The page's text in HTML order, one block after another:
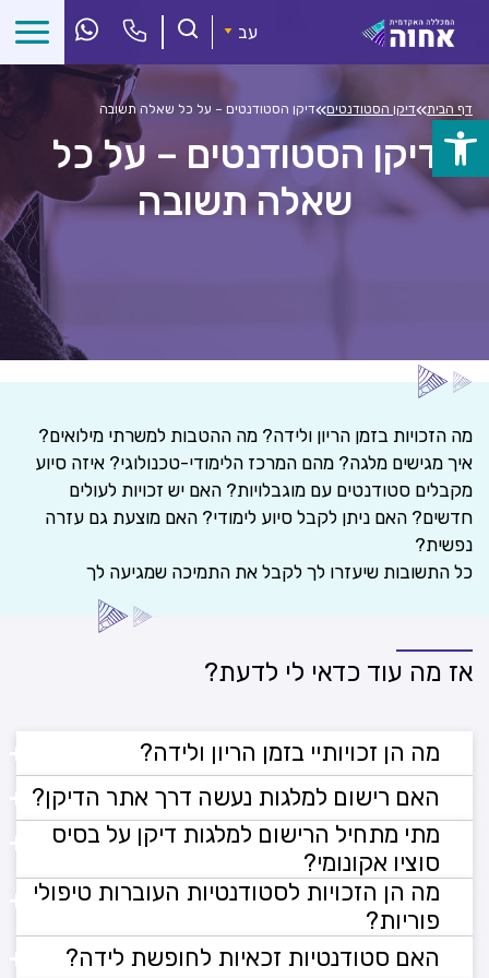
פתח
סרגל
נגישות
התוכן
עב
דף הבית»דיקן הסטודנטים»דיקן הסטודנטים – על כל שאלה תשובה
דיקן הסטודנטים – על כל
שאלה תשובה
מה הזכויות בזמן הריון ולידה? מה ההטבות למשרתי מילואים?
איך מגישים מלגה? מהם המרכז הלימודי-טכנולוגי? איזה סיוע
מקבלים סטודנטים עם מוגבלויות? האם יש זכויות לעולים
חדשים? האם ניתן לקבל סיוע לימודי? האם מוצעת גם עזרה
נפשית?
כל התשובות שיעזרו לך לקבל את התמיכה שמגיעה לך
אז מה עוד כדאי לי לדעת?
מה הן זכויותיי בזמן הריון ולידה? +
קודם כל מגיע לך מזל טוב! האקדמית אחוה מעניקה
לך תמיכה מקיפה בכל תקופת ההיריון ולאחר הלידה
כמו תוספת זמן ויציאה לשירותים ללא הגבלה
במבחנים, דחיית הגשת עבודות, הגדלת שיעור
היעדרות מותרת במקרים מסוימים, מועדים מיוחדים
ועוד
האם רישום למלגות נעשה דרך אתר הדיקן? +
למלגות מטעם המכללה ניתן להירשם דרך דיקן
הסטודנטים בטופס מקוון הרלוונטי לאותה מלגה.
בקשות למלגות נוספות, שהן למעשה מלגות חיצוניות,
ניתן להגיש דרך האתרים השונים של הקרנות המציעות
מלגות
מתי מתחיל הרישום למלגות דיקן על בסיס
סוציו אקונומי?
+
מלגת הדיקן הניתנת כסיוע לסטודנטים עם קושי כלכלי
נפתחת להגשה בכל שנה בחודש אוגוסט וניתן להירשם
אליה עד סוף חודש אוקטובר. הבקשה תיבחן על ידי
מה הן הזכויות לסטודנטיות העוברות טיפולי
פוריות?
+
במכללה קיים נוהל מוסדר המפרט את ההתאמות
האם סטודנטיות זכאיות לחופשת לידה? +